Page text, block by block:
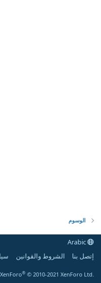
الوسوم
إتصل بنا
الشروط والقوانين
® © 2010-2021 XenForo Ltd.